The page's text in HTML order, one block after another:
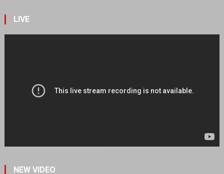
LIVE
NEW VIDEO